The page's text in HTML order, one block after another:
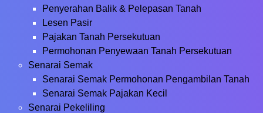
Penyerahan Balik & Pelepasan Tanah
Lesen Pasir
Pajakan Tanah Persekutuan
Permohonan Penyewaan Tanah Persekutuan
Senarai Semak
Senarai Semak Permohonan Pengambilan Tanah
Senarai Semak Pajakan Kecil
Senarai Pekeliling